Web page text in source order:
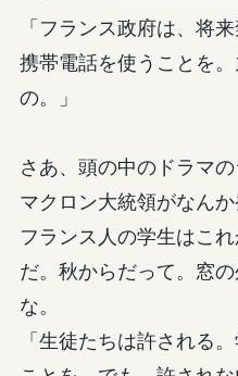
「フランス政府は、将
携帯電話を使うことを
の。」
さあ、頭の中のドラマ
マクロン大統領がなんか
フランス人の学生はこ
だ。秋からだって。窓
な。
「生徒たちは許される